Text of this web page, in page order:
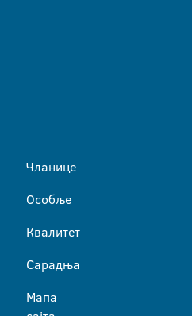
Чланице
Особље
Квалитет
Сарадња
Мапа